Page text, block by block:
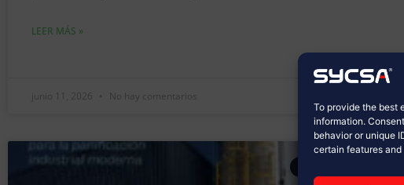
To provide the best
information.
behavior or unique
certain features
LEER MÁS »
junio 11, 2026 No hay comentarios